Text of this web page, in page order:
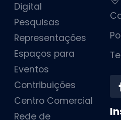
Digital
Pesquisas
Representações
Espaços para
Eventos
Contribuições
Centro Comercial
Rede de